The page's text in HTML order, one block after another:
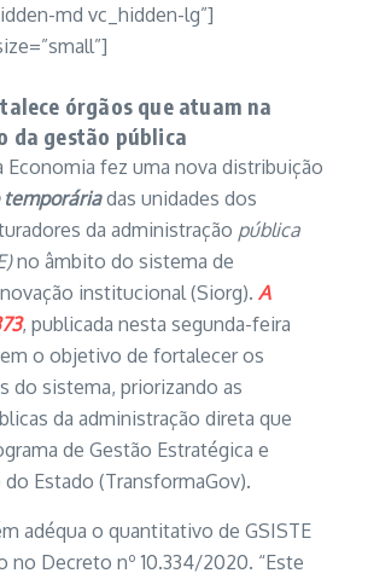
md vc_hidden-lg”]
órgãos que atuam na
da gestão pública
Economia fez uma nova distribuição
das unidades dos
da administração pública
no âmbito do sistema de
institucional (Siorg). A
, publicada nesta segunda-feira
o objetivo de fortalecer os
do sistema, priorizando as
da administração direta que
de Gestão Estratégica e
Estado (TransformaGov).
adéqua o quantitativo de GSISTE
no Decreto nº 10.334/2020. “Este